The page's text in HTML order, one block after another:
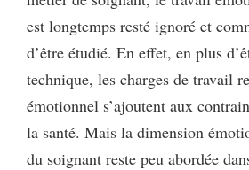
est longtemps resté ignoré et
d’être étudié. En effet, en plus
technique, les charges de travail
émotionnel s’ajoutent aux
la santé. Mais la dimension
du soignant reste peu abordée